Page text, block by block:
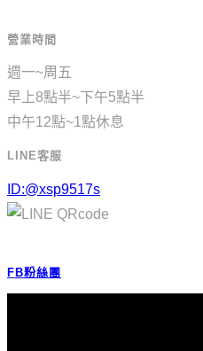
營業時間
週一~周五
早上8點半~下午5點半
中午12點~1點休息
LINE客服
ID:@xsp9517s
FB粉絲團